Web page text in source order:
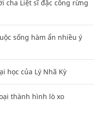
cha Liệt sĩ đặc công rừng
sống hàm ẩn nhiều ý
học của Lý Nhã Kỳ
thành hình lò xo